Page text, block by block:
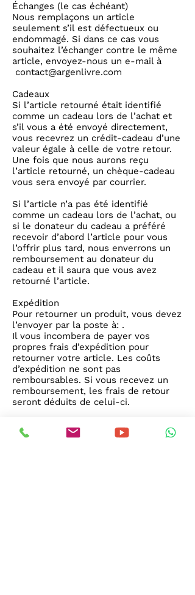
Échanges (le cas échéant)
Nous remplaçons un article
seulement s’il est défectueux ou
endommagé. Si dans ce cas vous
souhaitez l’échanger contre le même
article, envoyez-nous un e-mail à
contact@argenlivre.com
Cadeaux
Si l’article retourné était identifié
comme un cadeau lors de l’achat et
s’il vous a été envoyé directement,
vous recevrez un crédit-cadeau d’une
valeur égale à celle de votre retour.
Une fois que nous aurons reçu
l’article retourné, un chèque-cadeau
vous sera envoyé par courrier.
Si l’article n’a pas été identifié
comme un cadeau lors de l’achat, ou
si le donateur du cadeau a préféré
recevoir d’abord l’article pour vous
l’offrir plus tard, nous enverrons un
remboursement au donateur du
cadeau et il saura que vous avez
retourné l’article.
Expédition
Pour retourner un produit, vous devez
l’envoyer par la poste à: .
Il vous incombera de payer vos
propres frais d’expédition pour
retourner votre article. Les coûts
d’expédition ne sont pas
remboursables. Si vous recevez un
remboursement, les frais de retour
seront déduits de celui-ci.
le délai nécessaire pour recevoir